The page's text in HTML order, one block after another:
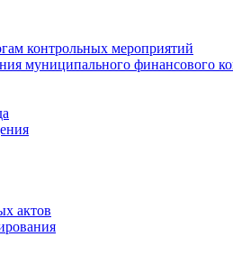
контрольных мероприятий
муниципального финансового
актов